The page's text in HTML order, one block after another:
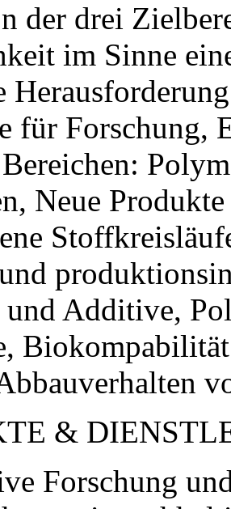
der drei
im Sinne
für Forschung,
Neue
und Additive,
&
Forschung